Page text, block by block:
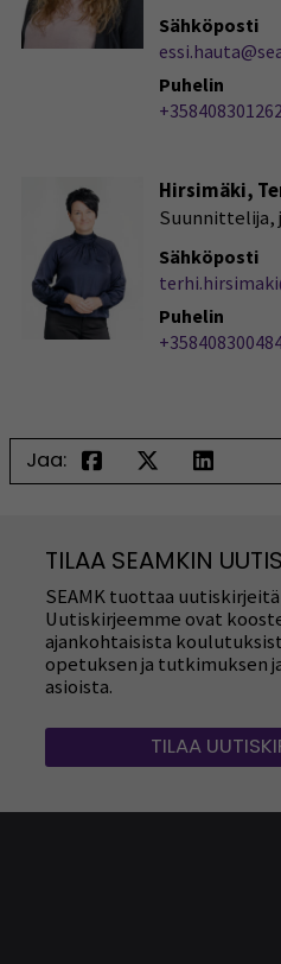
Sähköposti
Puhelin
+358408301262
Hirsimäki,
Suunnittelija,
Sähköposti
Puhelin
Jaa:
TILAA SEAMKIN
SEAMK tuottaa
Uutiskirjeemme ovat
ajankohtaisista
opetuksen ja tutkimuksen
asioista.
TILAA